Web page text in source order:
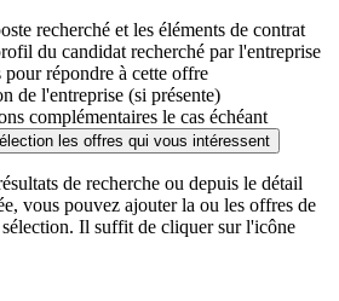
recherché et les éléments de contrat
du candidat recherché par l'entreprise
pour répondre à cette offre
de l'entreprise (si présente)
complémentaires le cas échéant
les offres qui vous intéressent
de recherche ou depuis le détail
vous pouvez ajouter la ou les offres de
Il suffit de cliquer sur l'icône